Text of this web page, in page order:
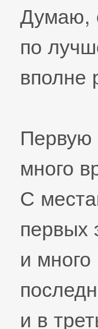
Думаю,
по
вполне
Первую
много
С
первых
и
и в